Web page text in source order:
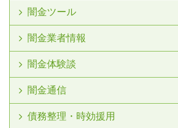
闇金ツール
闇金業者情報
闇金体験談
闇金通信
債務整理・時効援用